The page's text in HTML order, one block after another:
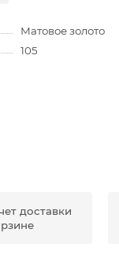
Матовое золото
105
доставки